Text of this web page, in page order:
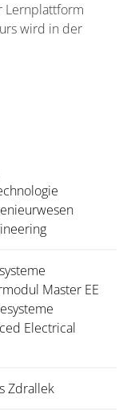
Lernplattform
wird in der
Master EE
Electrical
Zdrallek